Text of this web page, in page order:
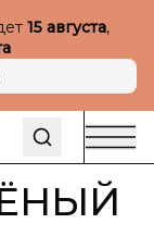
15 августа,